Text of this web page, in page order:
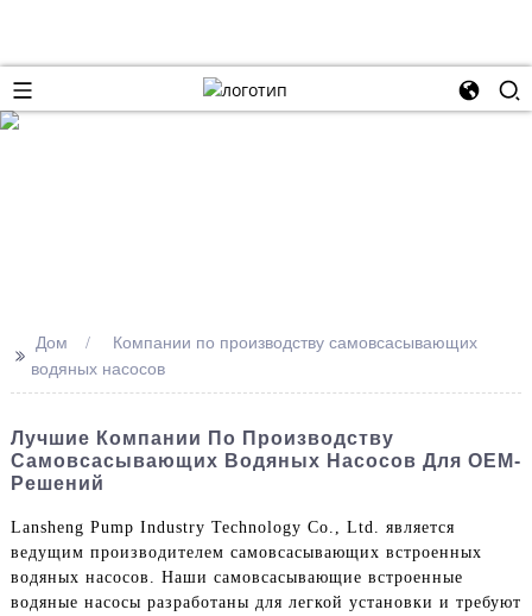
>> Дом
Компании по производству самовсасывающих
водяных насосов
Лучшие Компании По Производству
Самовсасывающих Водяных Насосов Для OEM-
Решений
Lansheng Pump Industry Technology Co., Ltd. является
ведущим производителем самовсасывающих встроенных
водяных насосов. Наши самовсасывающие встроенные
водяные насосы разработаны для легкой установки и требуют